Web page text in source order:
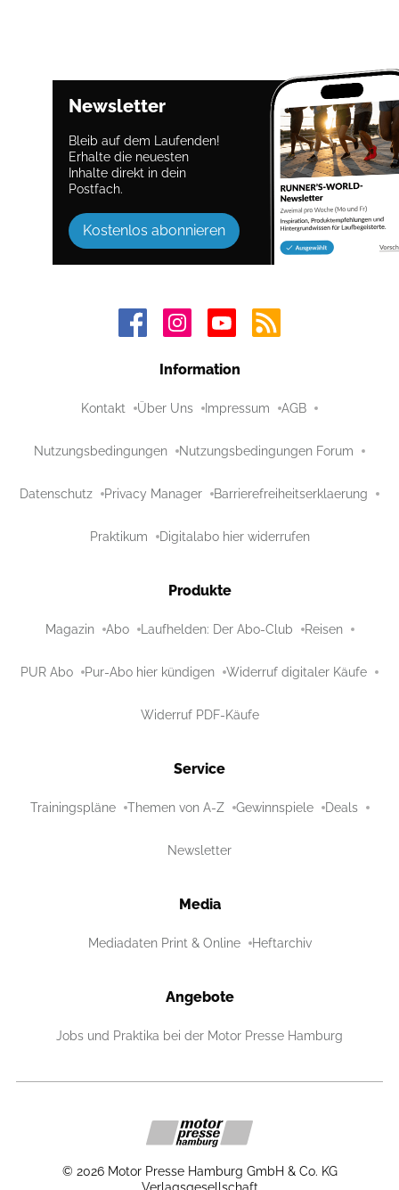
Newsletter
Bleib auf dem Laufenden!
Erhalte die neuesten
Inhalte direkt in dein
Postfach.
Kostenlos abonnieren
Information
Kontakt Über Uns Impressum AGB
Nutzungsbedingungen Nutzungsbedingungen Forum
Datenschutz Privacy Manager Barrierefreiheitserklaerung
Praktikum Digitalabo hier widerrufen
Produkte
Magazin Abo Laufhelden: Der Abo-Club Reisen
PUR Abo Pur-Abo hier kündigen Widerruf digitaler Käufe
Widerruf PDF-Käufe
Service
Trainingspläne Themen von A-Z Gewinnspiele Deals
Newsletter
Media
Mediadaten Print & Online Heftarchiv
Angebote
Jobs und Praktika bei der Motor Presse Hamburg
© 2026 Motor Presse Hamburg GmbH & Co. KG
Verlagsgesellschaft